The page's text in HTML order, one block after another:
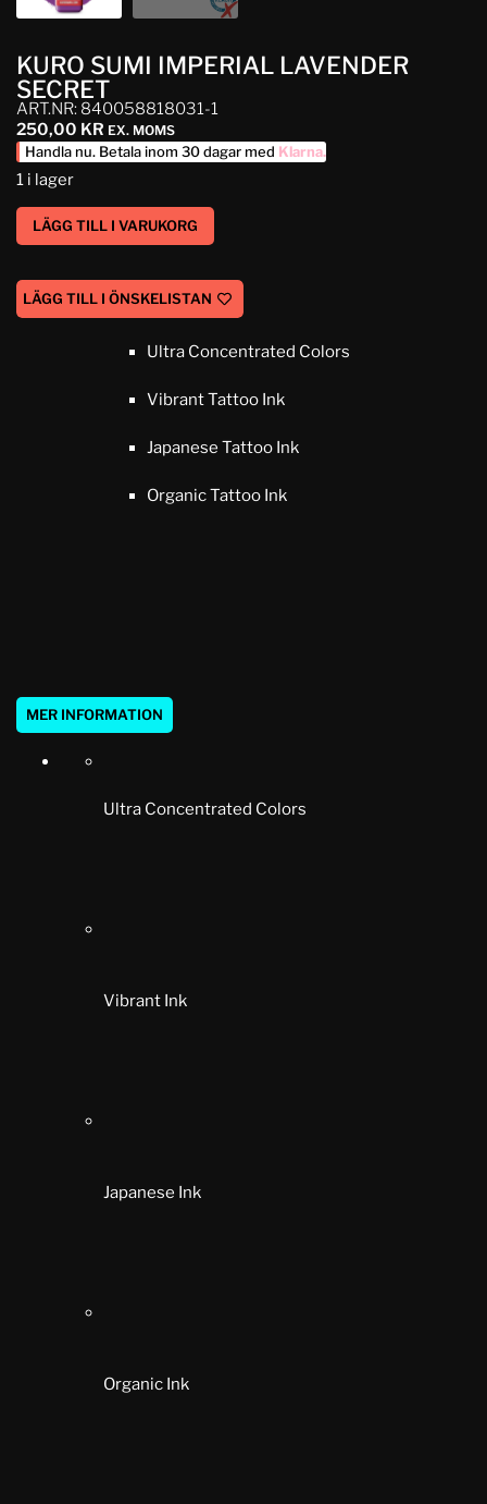
KURO SUMI IMPERIAL LAVENDER
SECRET
ART.NR: 840058818031-1
250,00 KR EX. MOMS
Handla nu. Betala inom 30 dagar med Klarna.
1 i lager
LÄGG TILL I VARUKORG
LÄGG TILL I ÖNSKELISTAN
Ultra Concentrated Colors
Vibrant Tattoo Ink
Japanese Tattoo Ink
Organic Tattoo Ink
MER INFORMATION
Ultra Concentrated Colors
Vibrant Ink
Japanese Ink
Organic Ink